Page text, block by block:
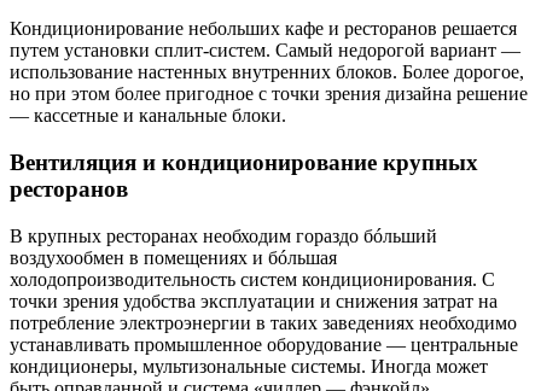
Кондиционирование небольших кафе и ресторанов решается
путем установки сплит-систем. Самый недорогой вариант —
использование настенных внутренних блоков. Более дорогое,
но при этом более пригодное с точки зрения дизайна решение
— кассетные и канальные блоки.
Вентиляция и кондиционирование крупных
ресторанов
В крупных ресторанах необходим гораздо бóльший
воздухообмен в помещениях и бóльшая
холодопроизводительность систем кондиционирования. С
точки зрения удобства эксплуатации и снижения затрат на
потребление электроэнергии в таких заведениях необходимо
устанавливать промышленное оборудование — центральные
кондиционеры, мультизональные системы. Иногда может